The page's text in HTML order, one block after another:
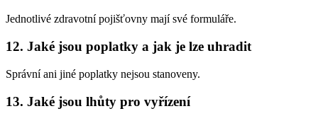
Jednotlivé zdravotní pojišťovny mají své formuláře.
12. Jaké jsou poplatky a jak je lze uhradit
Správní ani jiné poplatky nejsou stanoveny.
13. Jaké jsou lhůty pro vyřízení